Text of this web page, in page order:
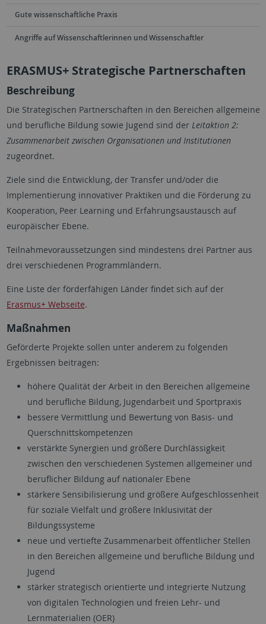
Gute wissenschaftliche Praxis
Angriffe auf Wissenschaftlerinnen und Wissenschaftler
ERASMUS+ Strategische Partnerschaften
Beschreibung
Die Strategischen Partnerschaften in den Bereichen allgemeine
und berufliche Bildung sowie Jugend sind der Leitaktion 2:
Zusammenarbeit zwischen Organisationen und Institutionen
zugeordnet.
Ziele sind die Entwicklung, der Transfer und/oder die
Implementierung innovativer Praktiken und die Förderung zu
Kooperation, Peer Learning und Erfahrungsaustausch auf
europäischer Ebene.
Teilnahmevoraussetzungen sind mindestens drei Partner aus
drei verschiedenen Programmländern.
Eine Liste der förderfähigen Länder findet sich auf der
Erasmus+ Webseite.
Maßnahmen
Geförderte Projekte sollen unter anderem zu folgenden
Ergebnissen beitragen:
höhere Qualität der Arbeit in den Bereichen allgemeine
und berufliche Bildung, Jugendarbeit und Sportpraxis
bessere Vermittlung und Bewertung von Basis- und
Querschnittskompetenzen
verstärkte Synergien und größere Durchlässigkeit
zwischen den verschiedenen Systemen allgemeiner und
beruflicher Bildung auf nationaler Ebene
stärkere Sensibilisierung und größere Aufgeschlossenheit
für soziale Vielfalt und größere Inklusivität der
Bildungssysteme
neue und vertiefte Zusammenarbeit öffentlicher Stellen
in den Bereichen allgemeine und berufliche Bildung und
Jugend
stärker strategisch orientierte und integrierte Nutzung
von digitalen Technologien und freien Lehr- und
Lernmaterialien (OER)